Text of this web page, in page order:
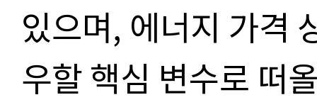
있으며, 에너지 가격
우할 핵심 변수로 떠